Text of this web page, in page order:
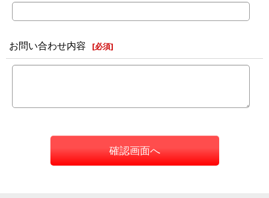
お問い合わせ内容 [必須]
確認画面へ